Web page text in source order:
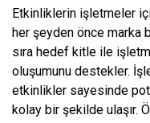
Etkinliklerin işletmeler
her şeyden önce marka
sıra hedef kitle ile
oluşumunu destekler.
etkinlikler sayesinde
kolay bir şekilde ulaşır.